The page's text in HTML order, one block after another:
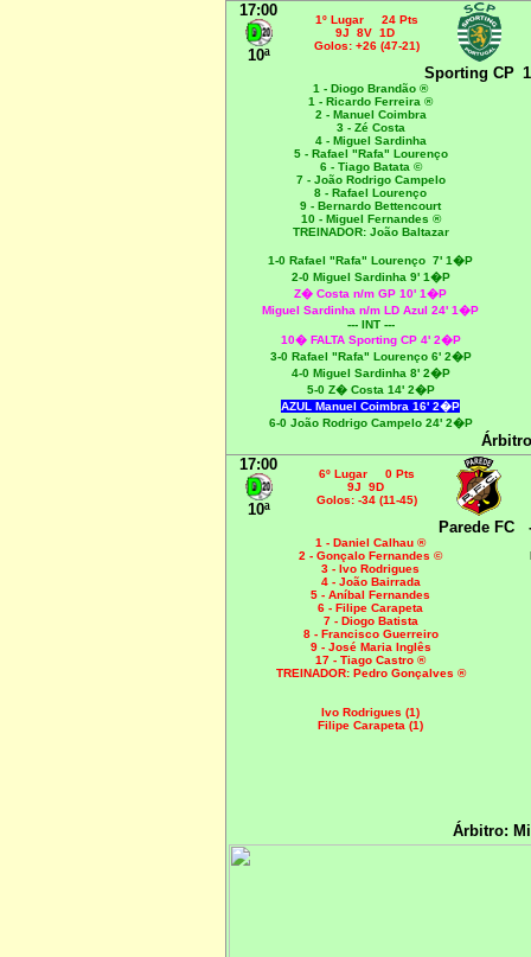
17:00
10ª
1º Lugar 24 Pts
9J 8V 1D
Golos: +26 (47-21)
Sporting CP
1 - Diogo Brandão ®
1 - Ricardo Ferreira ®
2 - Manuel Coimbra
3 - Zé Costa
4 - Miguel Sardinha
5 - Rafael "Rafa" Lourenço
6 - Tiago Batata ©
7 - João Rodrigo Campelo
8 - Rafael Lourenço
9 - Bernardo Bettencourt
10 - Miguel Fernandes ®
TREINADOR: João Baltazar
1-0 Rafael "Rafa" Lourenço 7' 1�P
2-0 Miguel Sardinha 9' 1�P
Z� Costa n/m GP 10' 1�P
Miguel Sardinha n/m LD Azul 24' 1�P
--- INT ---
10� FALTA Sporting CP4' 2�P
3-0 Rafael "Rafa" Lourenço 6' 2�P
4-0 Miguel Sardinha 8' 2�P
5-0 Z� Costa 14' 2�P
AZUL Manuel Coimbra 16' 2�P
6-0 João Rodrigo Campelo 24' 2�P
17:00
10ª
6º Lugar 0 Pts
9J 9D
Golos: -34 (11-45)
Parede FC
1 - Daniel Calhau ®
2 - Gonçalo Fernandes ©
3 - Ivo Rodrigues
4 - João Bairrada
5 - Aníbal Fernandes
6 - Filipe Carapeta
7 - Diogo Batista
8 - Francisco Guerreiro
9 - José Maria Inglês
17 - Tiago Castro ®
TREINADOR: Pedro Gonçalves ®
Ivo Rodrigues (1)
Filipe Carapeta (1)
Árbitro: